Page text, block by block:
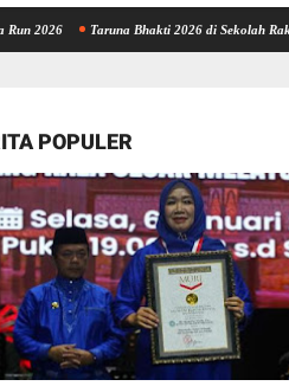
Taruna Bhakti 2026 di Sekolah Rakyat
POPULER